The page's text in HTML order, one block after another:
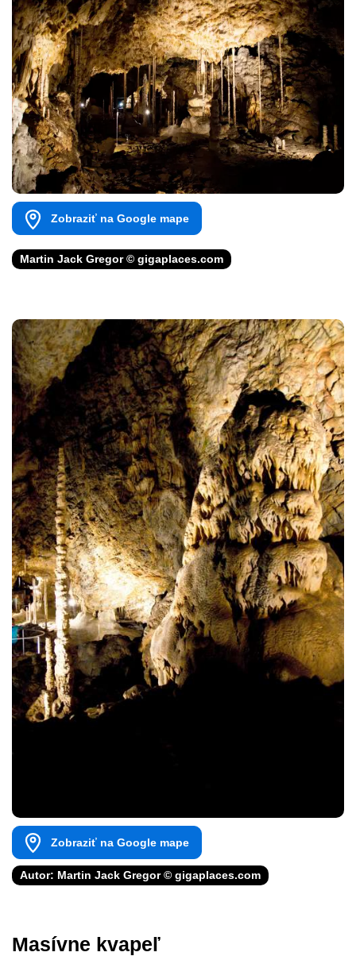
Zobraziť na Google mape
Martin Jack Gregor © gigaplaces.com
Zobraziť na Google mape
Autor: Martin Jack Gregor © gigaplaces.com
Masívne kvapeľ